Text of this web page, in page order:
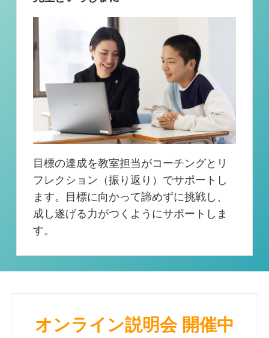
目標の達成を教室担当がコーチングとリ
フレクション（振り返り）でサポートし
ます。目標に向かって諦めずに挑戦し、
成し遂げる力がつくようにサポートしま
す。
オンライン説明会 開催中